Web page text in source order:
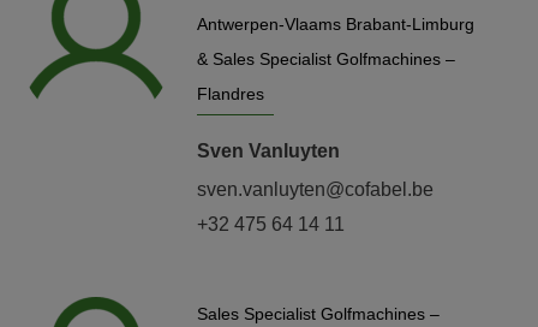
Antwerpen-Vlaams Brabant-Limburg
& Sales Specialist Golfmachines –
Flandres
Sven Vanluyten
sven.vanluyten@cofabel.be
+32 475 64 14 11
Sales Specialist Golfmachines –